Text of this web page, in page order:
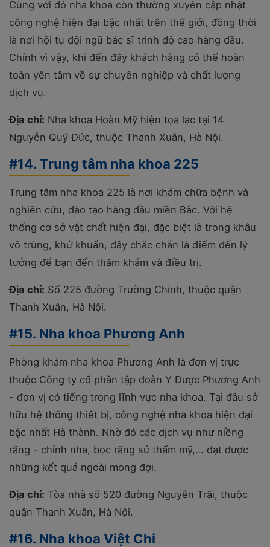
Cùng với đó nha khoa còn thường xuyên cập nhật
công nghệ hiện đại bậc nhất trên thế giới, đồng thời
là nơi hội tụ đội ngũ bác sĩ trình độ cao hàng đầu.
Chính vì vậy, khi đến đây khách hàng có thể hoàn
toàn yên tâm về sự chuyên nghiệp và chất lượng
dịch vụ.
Địa chỉ: Nha khoa Hoàn Mỹ hiện tọa lạc tại 14
Nguyễn Quý Đức, thuộc Thanh Xuân, Hà Nội.
#14. Trung tâm nha khoa 225
Trung tâm nha khoa 225 là nơi khám chữa bệnh và
nghiên cứu, đào tạo hàng đầu miền Bắc. Với hệ
thống cơ sở vật chất hiện đại, đặc biệt là trong khâu
vô trùng, khử khuẩn, đây chắc chắn là điểm đến lý
tưởng để bạn đến thăm khám và điều trị.
Địa chỉ: Số 225 đường Trường Chinh, thuộc quận
Thanh Xuân, Hà Nội.
#15. Nha khoa Phương Anh
Phòng khám nha khoa Phương Anh là đơn vị trực
thuộc Công ty cổ phần tập đoàn Y Dược Phương Anh
- đơn vị có tiếng trong lĩnh vực nha khoa. Tại đâu sở
hữu hệ thống thiết bị, công nghệ nha khoa hiện đại
bậc nhất Hà thành. Nhờ đó các dịch vụ như niềng
răng - chỉnh nha, bọc răng sứ thẩm mỹ,… đạt được
những kết quả ngoài mong đợi.
Địa chỉ: Tòa nhà số 520 đường Nguyễn Trãi, thuộc
quận Thanh Xuân, Hà Nội.
#16. Nha khoa Việt Chi